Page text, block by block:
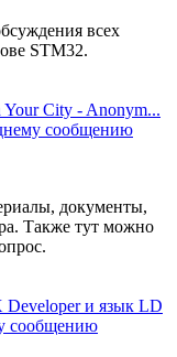
всех
STM32.
Your City - Anonym...
сообщению
документы,
Также тут можно
Developer и язык LD
сообщению